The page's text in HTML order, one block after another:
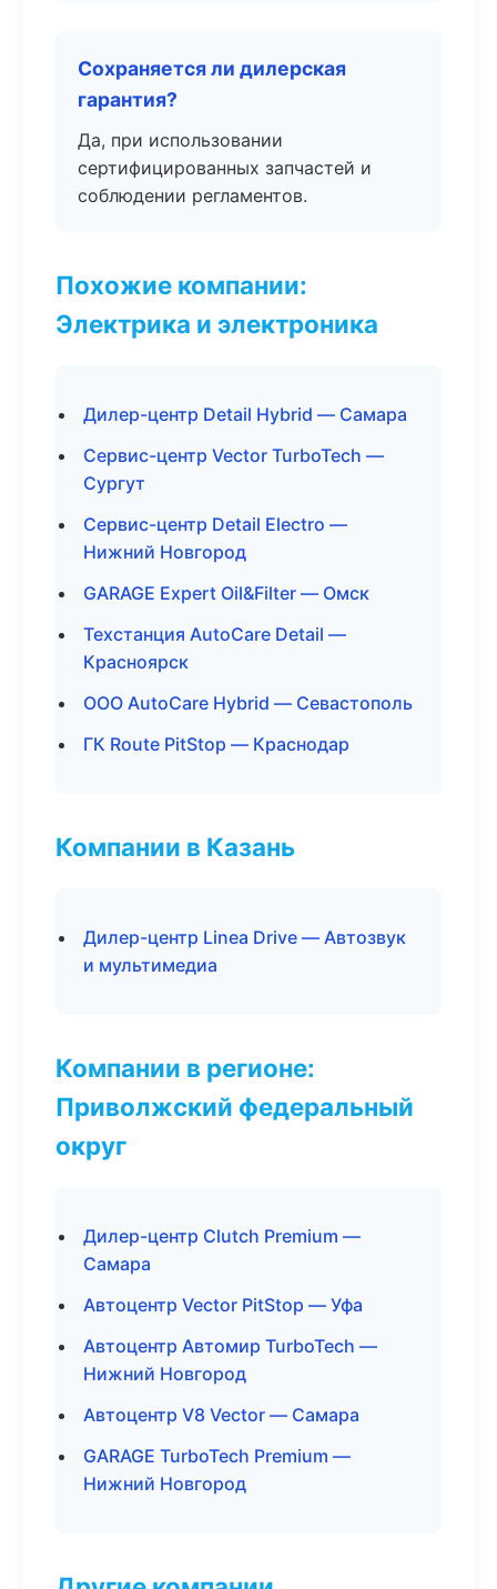
Сохраняется ли дилерская
гарантия?
Да, при использовании
сертифицированных запчастей и
соблюдении регламентов.
Похожие компании:
Электрика и электроника
Дилер-центр Detail Hybrid — Самара
Сервис-центр Vector TurboTech —
Сургут
Сервис-центр Detail Electro —
Нижний Новгород
GARAGE Expert Oil&Filter — Омск
Техстанция AutoCare Detail —
Красноярск
ООО AutoCare Hybrid — Севастополь
ГК Route PitStop — Краснодар
Компании в Казань
Дилер-центр Linea Drive — Автозвук
и мультимедиа
Компании в регионе:
Приволжский федеральный
округ
Дилер-центр Clutch Premium —
Самара
Автоцентр Vector PitStop — Уфа
Автоцентр Автомир TurboTech —
Нижний Новгород
Автоцентр V8 Vector — Самара
GARAGE TurboTech Premium —
Нижний Новгород